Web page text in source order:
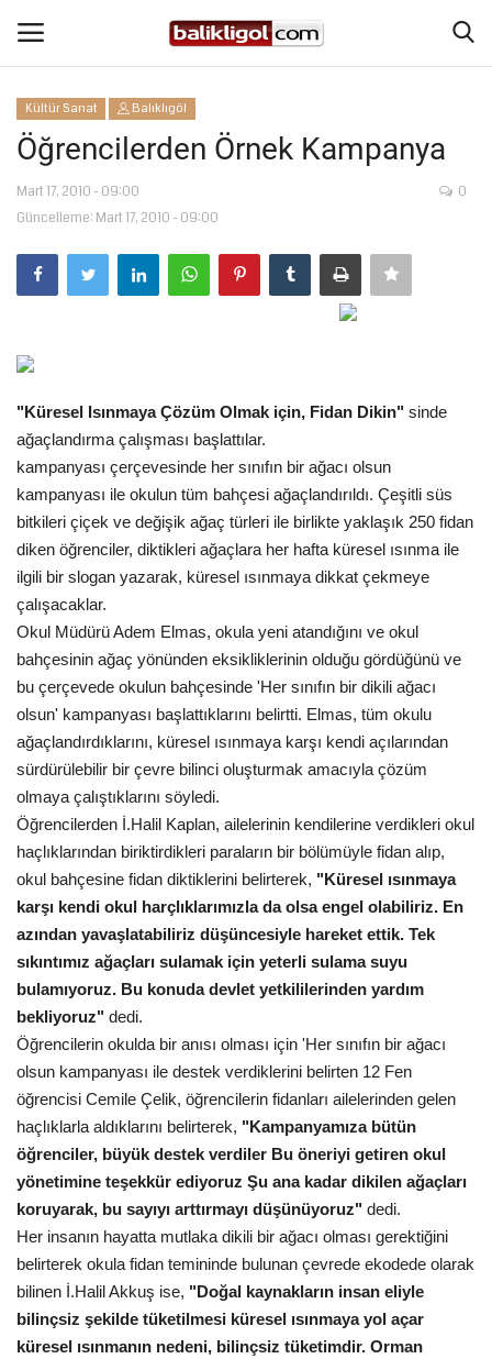
Giriş Yap
Anasayfa
Köşe Yazıları
Magazin
Şanlıurfa
Spor
Gündem
Tekno Bilim
Ekonomi
Galeriler
Siyaset
Künye
Yaşam
Sağlık
İletişim
Kültür Sanat
Kültür Sanat Balıklıgöl
Öğrencilerden Örnek Kampanya
Mart 17, 2010 - 09:00
Güncelleme: Mart 17, 2010 - 09:00
0
"Küresel Isınmaya Çözüm Olmak için, Fidan Dikin" sinde
ağaçlandırma çalışması başlattılar.
kampanyası çerçevesinde her sınıfın bir ağacı olsun
kampanyası ile okulun tüm bahçesi ağaçlandırıldı. Çeşitli süs
bitkileri çiçek ve değişik ağaç türleri ile birlikte yaklaşık 250 fidan
diken öğrenciler, diktikleri ağaçlara her hafta küresel ısınma ile
ilgili bir slogan yazarak, küresel ısınmaya dikkat çekmeye
çalışacaklar.
Okul Müdürü Adem Elmas, okula yeni atandığını ve okul
bahçesinin ağaç yönünden eksikliklerinin olduğu gördüğünü ve
bu çerçevede okulun bahçesinde 'Her sınıfın bir dikili ağacı
olsun' kampanyası başlattıklarını belirtti. Elmas, tüm okulu
ağaçlandırdıklarını, küresel ısınmaya karşı kendi açılarından
sürdürülebilir bir çevre bilinci oluşturmak amacıyla çözüm
olmaya çalıştıklarını söyledi.
Öğrencilerden İ.Halil Kaplan, ailelerinin kendilerine verdikleri okul
haçlıklarından biriktirdikleri paraların bir bölümüyle fidan alıp,
okul bahçesine fidan diktiklerini belirterek, "Küresel ısınmaya
karşı kendi okul harçlıklarımızla da olsa engel olabiliriz. En
azından yavaşlatabiliriz düşüncesiyle hareket ettik. Tek
sıkıntımız ağaçları sulamak için yeterli sulama suyu
bulamıyoruz. Bu konuda devlet yetkililerinden yardım
bekliyoruz" dedi.
Öğrencilerin okulda bir anısı olması için 'Her sınıfın bir ağacı
olsun kampanyası ile destek verdiklerini belirten 12 Fen
öğrencisi Cemile Çelik, öğrencilerin fidanları ailelerinden gelen
haçlıklarla aldıklarını belirterek, "Kampanyamıza bütün
öğrenciler, büyük destek verdiler Bu öneriyi getiren okul
yönetimine teşekkür ediyoruz Şu ana kadar dikilen ağaçları
koruyarak, bu sayıyı arttırmayı düşünüyoruz" dedi.
Her insanın hayatta mutlaka dikili bir ağacı olması gerektiğini
belirterek okula fidan temininde bulunan çevrede ekodede olarak
bilinen İ.Halil Akkuş ise, "Doğal kaynakların insan eliyle
bilinçsiz şekilde tüketilmesi küresel ısınmaya yol açar
küresel ısınmanın nedeni, bilinçsiz tüketimdir. Orman